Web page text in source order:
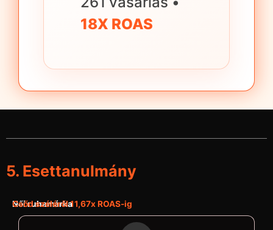
18X ROAS
5. Esettanulmány
Női ruhamárka
Csőd széléről 11,67x ROAS-ig